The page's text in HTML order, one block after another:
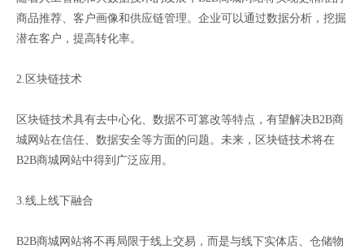
商品推荐、客户画像和供应链管理。企业可以通过数据分析，挖掘
潜在客户，提高转化率。
2.区块链技术
区块链技术具有去中心化、数据不可篡改等特点，有望解决B2B商
城网站在信任、数据安全等方面的问题。未来，区块链技术将在
B2B商城网站中得到广泛应用。
3.线上线下融合
B2B商城网站将不再局限于线上交易，而是与线下实体店、仓储物